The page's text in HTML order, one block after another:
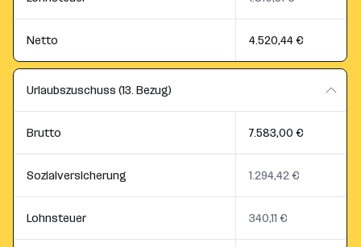
Netto 4.520,44 €
Urlaubszuschuss (13. Bezug)
Brutto 7.583,00 €
Sozialversicherung 1.294,42 €
Lohnsteuer 340,11 €